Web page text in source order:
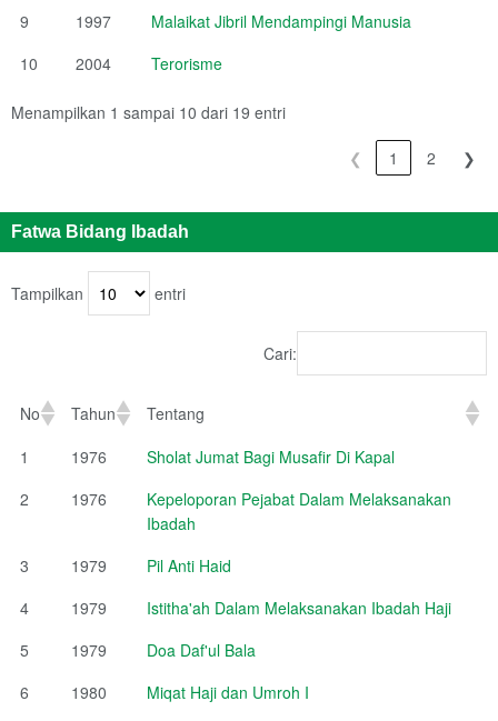
9
1997
Malaikat Jibril Mendampingi Manusia
10
2004 Terorisme
Menampilkan 1 sampai 10 dari 19 entri
❮ 1 2 ❯
Fatwa Bidang Ibadah
Tampilkan entri
Cari:
No Tahun
Tentang
No
Tahun Tentang
1 1976
Sholat Jumat Bagi Musafir Di Kapal
2
1976
Kepeloporan Pejabat Dalam Melaksanakan
Ibadah
3
1979
Pil Anti Haid
4
1979
Istitha'ah Dalam Melaksanakan Ibadah Haji
5
1979
Doa Daf'ul Bala
6
1980
Miqat Haji dan Umroh I